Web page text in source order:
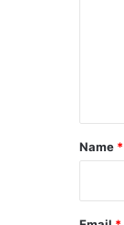
*
Name *